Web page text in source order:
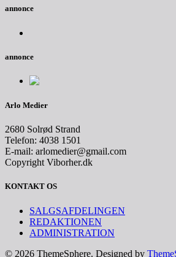
annonce
annonce
Arlo Medier
2680 Solrød Strand
Telefon: 4038 1501
E-mail: arlomedier@gmail.com
Copyright Viborher.dk
KONTAKT OS
SALGSAFDELINGEN
REDAKTIONEN
ADMINISTRATION
© 2026 ThemeSphere. Designed by